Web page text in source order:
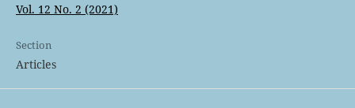
Vol. 12 No. 2 (2021)
Section
Articles